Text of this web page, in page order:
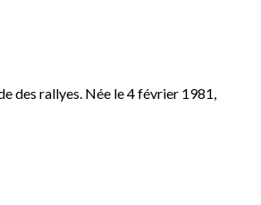
des rallyes. Née le 4 février 1981,